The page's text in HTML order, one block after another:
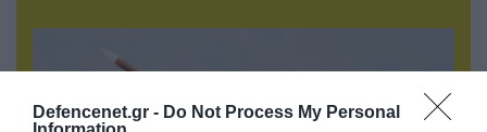
Defencenet.gr - Do Not Process My Personal